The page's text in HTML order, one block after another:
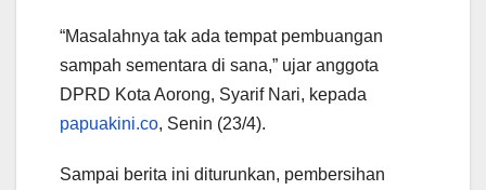
“Masalahnya tak ada tempat pembuangan
sampah sementara di sana,” ujar anggota
DPRD Kota Aorong, Syarif Nari, kepada
papuakini.co, Senin (23/4).
Sampai berita ini diturunkan, pembersihan